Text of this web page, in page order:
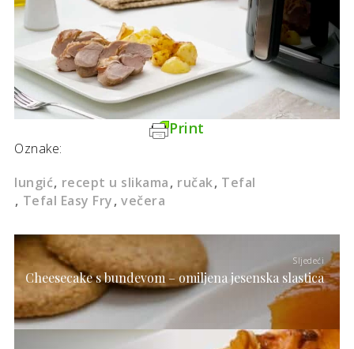
Print
Oznake:
lungić recept u slikama ručak Tefal
Tefal Easy Fry večera
Sljedeći
Cheesecake s bundevom – omiljena jesenska slastica